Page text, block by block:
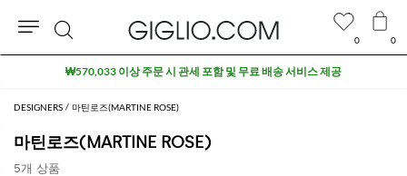
DESIGNERS 마틴로즈(MARTINE ROSE)
마틴로즈(MARTINE ROSE)
5개 상품
0 0
검
색
₩570,033 이상 주문 시 관세 포함 및 무료 배송 서비스 제공